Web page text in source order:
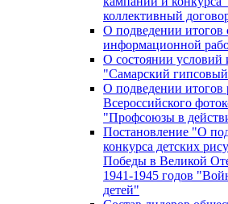
коллективный
О подведении итогов
информационной
О состоянии
"Самарский
О подведении итогов
Всероссийского
"Профсоюзы в
Постановление "О
конкурса детских
Победы в Великой
1941-1945 годов
детей"